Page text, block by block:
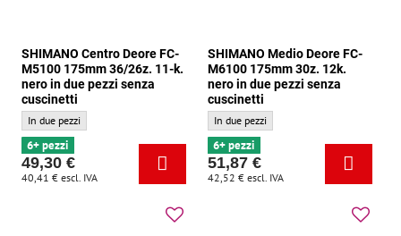
SHIMANO Centro Deore FC-
M5100 175mm 36/26z. 11-k.
nero in due pezzi senza
cuscinetti
SHIMANO Centro Deore FC-M5100 175mm 36/26z. 11-k. nero in due pezzi
In due pezzi
6+ pezzi
49,30 €
40,41 € escl. IVA
SHIMANO Medio Deore FC-
M6100 175mm 30z. 12k.
nero in due pezzi senza
cuscinetti
SHIMANO Medio Deore FC-M6100
In due pezzi
6+ pezzi
51,87 €
42,52 € escl. IVA